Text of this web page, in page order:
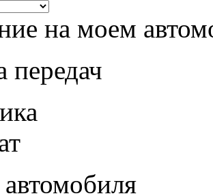
на моем
передач